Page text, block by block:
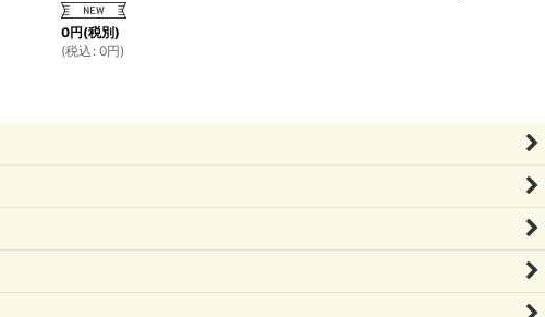
0円(税別)
(税込 : 0円)